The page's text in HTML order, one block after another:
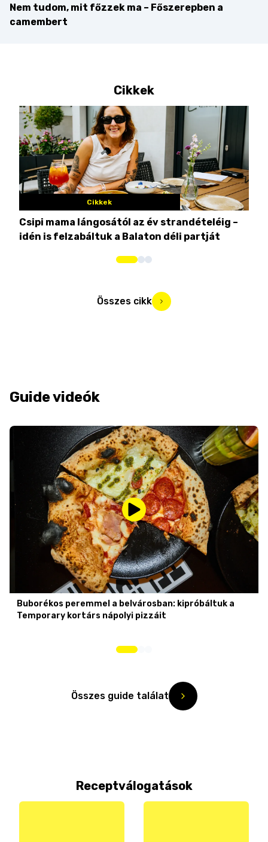
Nem tudom, mit főzzek ma – Főszerepben a
camembert
Cikkek
Cikkek
Csipi mama lángosától az év strandételéig –
idén is felzabáltuk a Balaton déli partját
Összes cikk
Guide videók
Buborékos peremmel a belvárosban: kipróbáltuk a
Temporary kortárs nápolyi pizzáit
Összes guide találat
Receptválogatások